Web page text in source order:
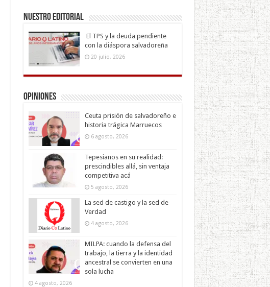
Nuestro Editorial
El TPS y la deuda pendiente
con la diáspora salvadoreña
20 julio, 2026
Opiniones
Ceuta prisión de salvadoreño e
historia trágica Marruecos
6 agosto, 2026
Tepesianos en su realidad:
prescindibles allá, sin ventaja
competitiva acá
5 agosto, 2026
La sed de castigo y la sed de
Verdad
4 agosto, 2026
MILPA: cuando la defensa del
trabajo, la tierra y la identidad
ancestral se convierten en una
sola lucha
4 agosto, 2026